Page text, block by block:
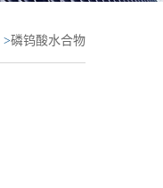
>磷钨酸水合物